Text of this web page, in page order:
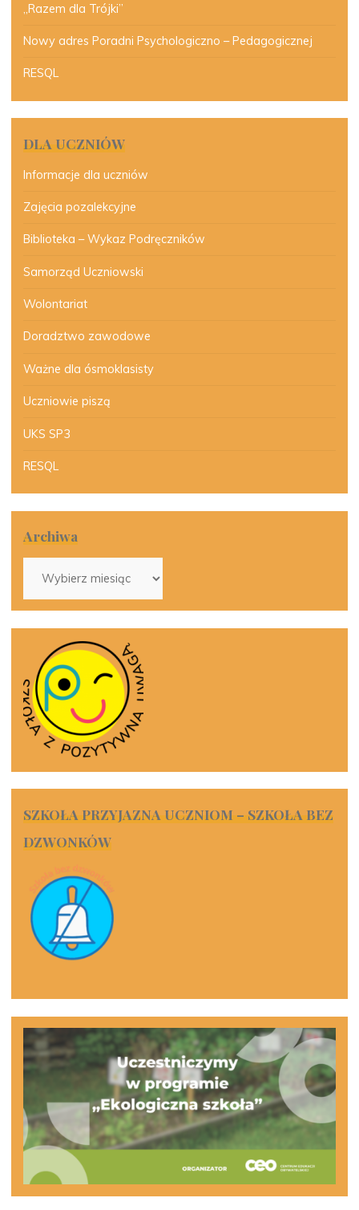
„Razem dla Trójki”
Nowy adres Poradni Psychologiczno – Pedagogicznej
RESQL
DLA UCZNIÓW
Informacje dla uczniów
Zajęcia pozalekcyjne
Biblioteka – Wykaz Podręczników
Samorząd Uczniowski
Wolontariat
Doradztwo zawodowe
Ważne dla ósmoklasisty
Uczniowie piszą
UKS SP3
RESQL
Archiwa
SZKOŁA PRZYJAZNA UCZNIOM – SZKOŁA BEZ
DZWONKÓW